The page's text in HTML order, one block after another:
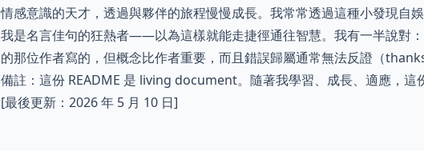
情感意識的天才，透過與夥伴的旅程慢慢成長。我常常透過這種小發現自娛
我是名言佳句的狂熱者——以為這樣就能走捷徑通往智慧。我有一半說對
的那位作者寫的，但概念比作者重要，而且錯誤歸屬通常無法反證（
備註：這份 README 是 living document。隨著我學習、成長、適應，這
[最後更新：2026 年 5 月 10 日]